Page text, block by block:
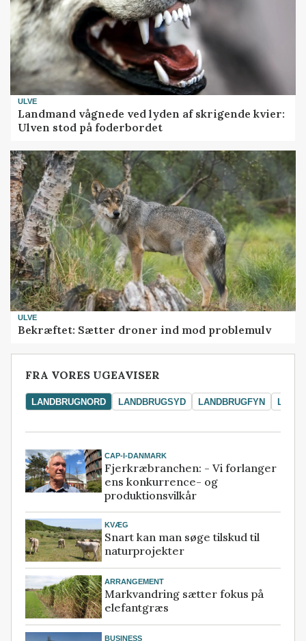
ULVE
Landmand vågnede ved lyden af skrigende kvier:
Ulven stod på foderbordet
ULVE
Bekræftet: Sætter droner ind mod problemulv
FRA VORES UGEAVISER
LANDBRUGNORD LANDBRUGSYD LANDBRUGFYN
CAP-I-DANMARK
Fjerkræbranchen: - Vi forlanger
ens konkurrence- og
produktionsvilkår
KVÆG
Snart kan man søge tilskud til
naturprojekter
ARRANGEMENT
Markvandring sætter fokus på
elefantgræs
BUSINESS